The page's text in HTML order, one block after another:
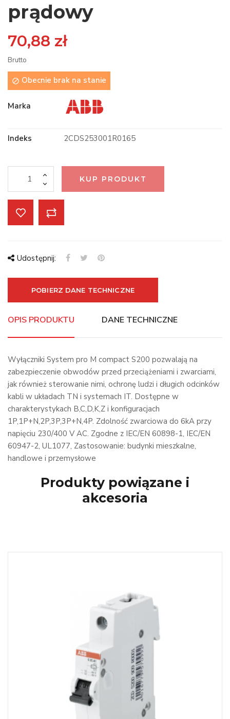
prądowy
70,88 zł
Brutto
 Obecnie brak na stanie
Marka
Indeks 2CDS253001R0165
KUP PRODUKT
Udostępnij:
POBIERZ DANE TECHNICZNE
OPIS PRODUKTU DANE TECHNICZNE
Wyłączniki System pro M compact S200 pozwalają na
zabezpieczenie obwodów przed przeciążeniami i zwarciami,
jak również sterowanie nimi, ochronę ludzi i długich odcinków
kabli w układach TN i systemach IT. Dostępne w
charakterystykach B,C,D,K,Z i konfiguracjach
1P,1P+N,2P,3P,3P+N,4P. Zdolność zwarciowa do 6kA przy
napięciu 230/400 V AC. Zgodne z IEC/EN 60898-1, IEC/EN
60947-2, UL1077, Zastosowanie: budynki mieszkalne,
handlowe i przemysłowe
Produkty powiązane i
akcesoria